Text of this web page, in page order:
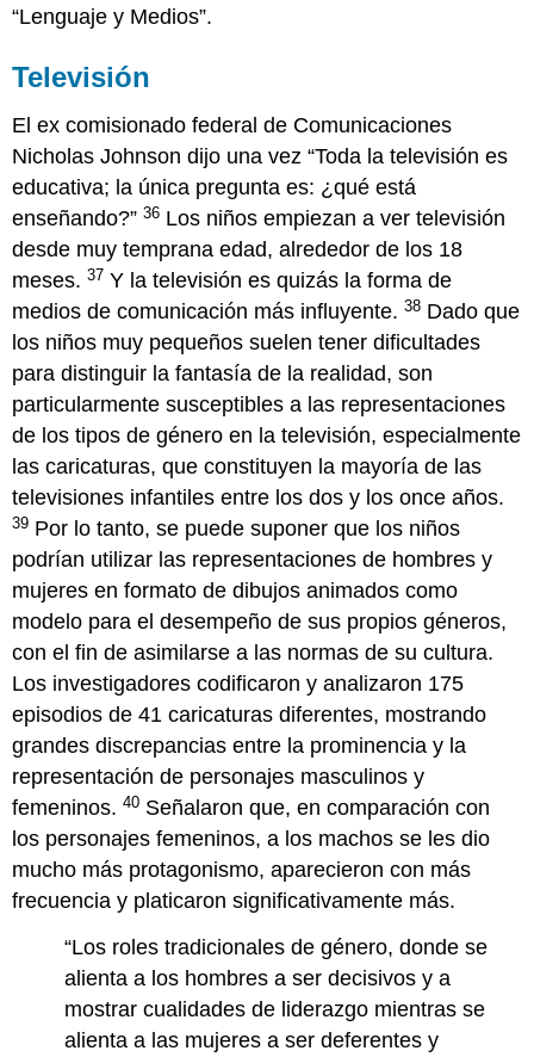
“Lenguaje y Medios”.
Televisión
El ex comisionado federal de Comunicaciones
Nicholas Johnson dijo una vez “Toda la televisión es
educativa; la única pregunta es: ¿qué está
enseñando?”36 Los niños empiezan a ver televisión
desde muy temprana edad, alrededor de los 18
meses.37 Y la televisión es quizás la forma de
medios de comunicación más influyente.38 Dado que
los niños muy pequeños suelen tener dificultades
para distinguir la fantasía de la realidad, son
particularmente susceptibles a las representaciones
de los tipos de género en la televisión, especialmente
las caricaturas, que constituyen la mayoría de las
televisiones infantiles entre los dos y los once años.
39 Por lo tanto, se puede suponer que los niños
podrían utilizar las representaciones de hombres y
mujeres en formato de dibujos animados como
modelo para el desempeño de sus propios géneros,
con el fin de asimilarse a las normas de su cultura.
Los investigadores codificaron y analizaron 175
episodios de 41 caricaturas diferentes, mostrando
grandes discrepancias entre la prominencia y la
representación de personajes masculinos y
femeninos.40 Señalaron que, en comparación con
los personajes femeninos, a los machos se les dio
mucho más protagonismo, aparecieron con más
frecuencia y platicaron significativamente más.
“Los roles tradicionales de género, donde se
alienta a los hombres a ser decisivos y a
mostrar cualidades de liderazgo mientras se
alienta a las mujeres a ser deferentes y